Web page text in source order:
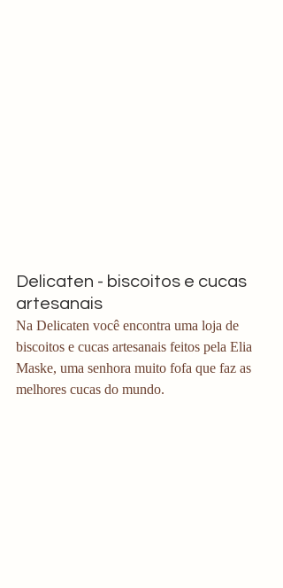
Delicaten - biscoitos e cucas
artesanais
Na Delicaten você encontra uma loja de
biscoitos e cucas artesanais feitos pela Elia
Maske, uma senhora muito fofa que faz as
melhores cucas do mundo.